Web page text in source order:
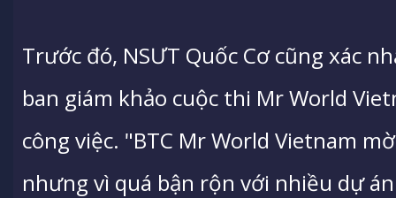
Trước đó, NSƯT Quốc Cơ cũng xác
ban giám khảo cuộc thi Mr World
công việc. "BTC Mr World Vietnam
nhưng vì quá bận rộn với nhiều dự